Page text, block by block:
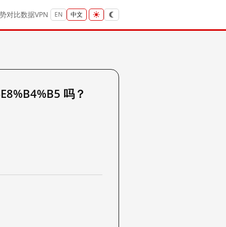
对比数据VPN EN 中文
吗？